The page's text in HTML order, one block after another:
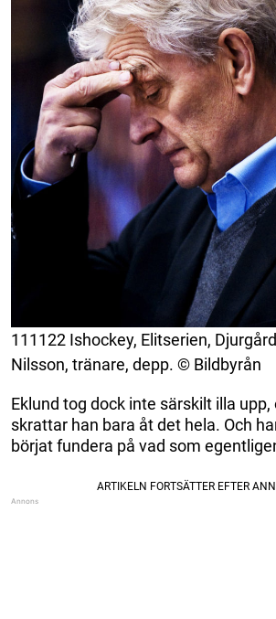
111122 Ishockey, Elitserien,
Nilsson, tränare, depp. © Bildbyrån
Eklund tog dock inte särskilt illa upp,
skrattar han bara åt det hela. Och
börjat fundera på vad som